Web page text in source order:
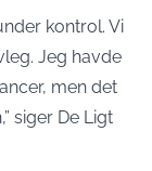
kontrol. Vi
Jeg havde
men det
siger De Ligt